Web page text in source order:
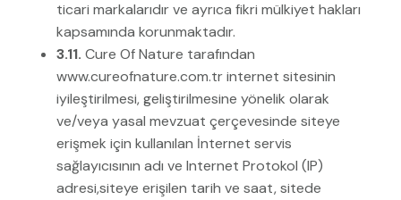
ticari markalarıdır ve ayrıca fikri mülkiyet hakları
kapsamında korunmaktadır.
3.11. Cure Of Nature tarafından
www.cureofnature.com.tr internet sitesinin
iyileştirilmesi, geliştirilmesine yönelik olarak
ve/veya yasal mevzuat çerçevesinde siteye
erişmek için kullanılan İnternet servis
sağlayıcısının adı ve Internet Protokol (IP)
adresi,siteye erişilen tarih ve saat, sitede